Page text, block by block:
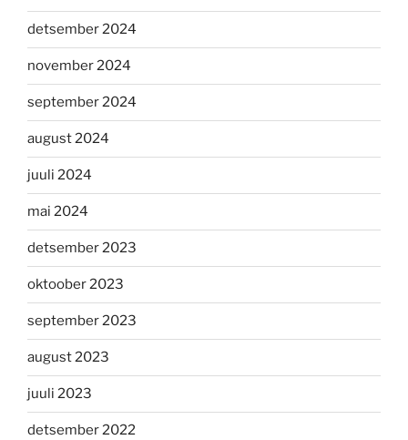
detsember 2024
november 2024
september 2024
august 2024
juuli 2024
mai 2024
detsember 2023
oktoober 2023
september 2023
august 2023
juuli 2023
detsember 2022